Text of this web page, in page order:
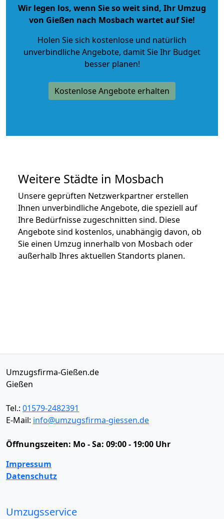
Wir legen los, wenn Sie so weit sind, Ihr Umzug
von Gießen nach Mosbach wartet auf Sie!
Holen Sie sich kostenlose und natürlich
unverbindliche Angebote, damit Sie Ihr Budget
besser planen!
Kostenlose Angebote erhalten
Weitere Städte in Mosbach
Unsere geprüften Netzwerkpartner erstellen
Ihnen unverbindliche Angebote, die speziell auf
Ihre Bedürfnisse zugeschnitten sind. Diese
Angebote sind kostenlos, unabhängig davon, ob
Sie einen Umzug innerhalb von Mosbach oder
außerhalb Ihres aktuellen Standorts planen.
Umzugsfirma-Gießen.de
Gießen
Tel.: 01579-2482391
E-Mail: info@umzugsfirma-giessen.de
Öffnungszeiten: Mo - Sa: 09:00 - 19:00 Uhr
Impressum
Datenschutz
Umzugsservice